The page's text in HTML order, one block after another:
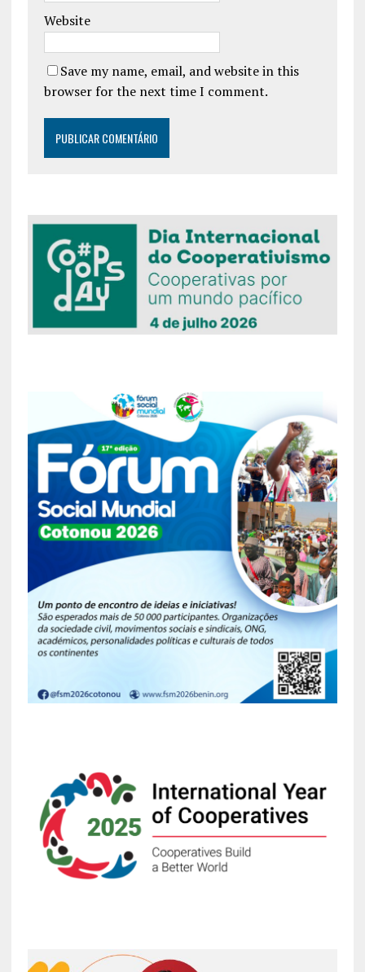
Website
Save my name, email, and website in this
browser for the next time I comment.